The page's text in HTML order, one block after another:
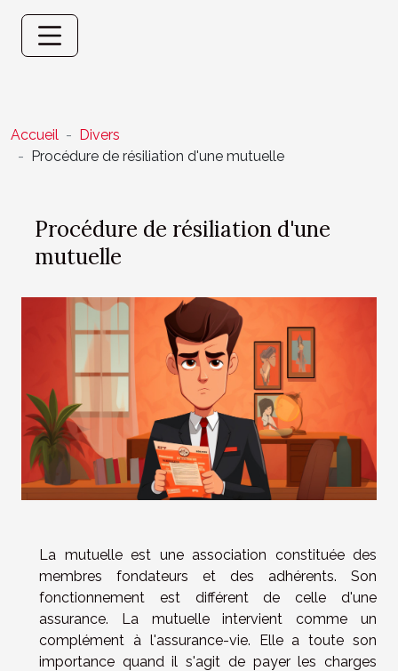
Accueil
Divers
Procédure de résiliation d'une mutuelle
Procédure de résiliation d'une
mutuelle
La mutuelle est une association constituée des
membres fondateurs et des adhérents. Son
fonctionnement est différent de celle d'une
assurance. La mutuelle intervient comme un
complément à l'assurance-vie. Elle a toute son
importance quand il s'agit de payer les charges